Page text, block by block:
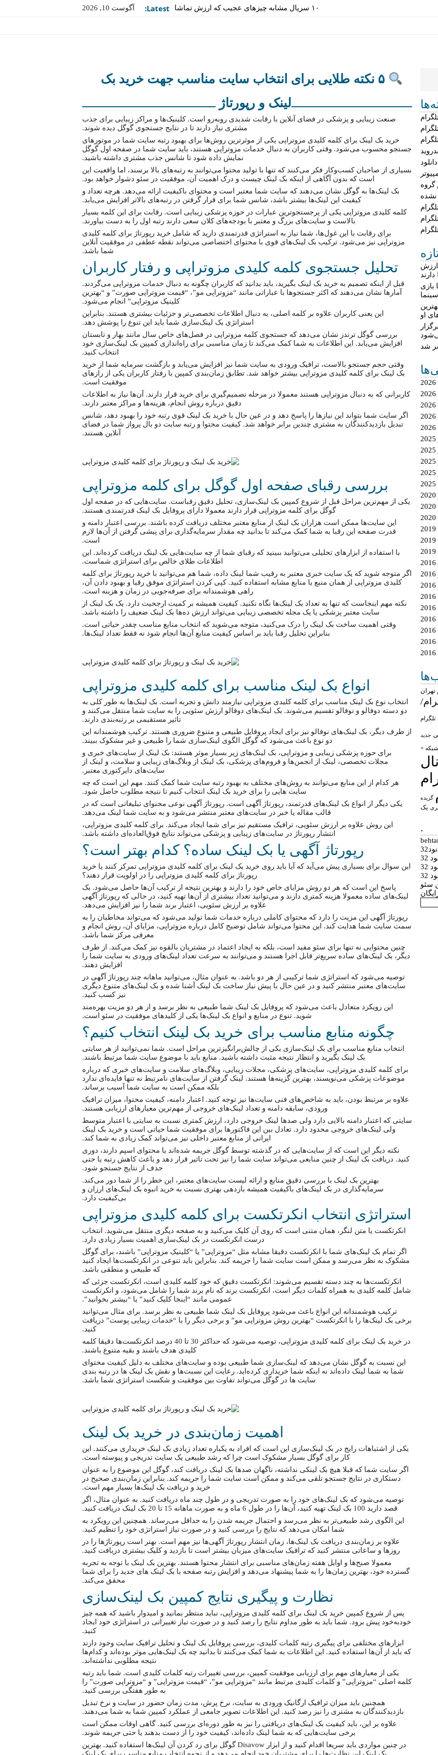
آگوست 10, 2026 Latest:
۱۰ سریال مشابه چیزهای عجیب که ارزش تماشا
گروه
نشده
ارزش
بازی
او
شد
تهران
تلگرام
جدید
شبکه +
گزیده
یک
.
32
32
سئو
۵ نکته طلایی برای انتخاب سایت مناسب جهت خرید بک
لینک و رپورتاژ
صنعت زیبایی و پزشکی در فضای آنلاین با رقابت شدیدی روبه‌رو است. کلینیک‌ها و مراکز زیبایی برای جذب
مشتری نیاز دارند تا در نتایج جستجوی گوگل دیده شوند.
خرید بک لینک برای کلمه کلیدی مزوتراپی یکی از موثرترین روش‌ها برای بهبود رتبه سایت شما در موتورهای
جستجو محسوب می‌شود. وقتی کاربران به دنبال خدمات مزوتراپی هستند، باید سایت شما در صفحه اول گوگل
نمایش داده شود تا شانس جذب مشتری داشته باشید.
بسیاری از صاحبان کسب‌وکار فکر می‌کنند که تنها با تولید محتوا می‌توانند به رتبه‌های بالا برسند، اما واقعیت این
است که بدون آگاهی از اینکه بک لینک چیست و درک اهمیت آن، موفقیت در سئو دشوار خواهد بود.
بک لینک‌ها به گوگل نشان می‌دهند که سایت شما معتبر است و محتوای باکیفیت ارائه می‌دهد. هرچه تعداد و
کیفیت این لینک‌ها بیشتر باشد، شانس شما برای قرار گرفتن در رتبه‌های بالاتر افزایش می‌یابد.
کلمه کلیدی مزوتراپی یکی از پرجستجوترین عبارات در حوزه پزشکی زیبایی است. رقابت برای این کلمه بسیار
بالاست و سایت‌های بزرگ و معتبر با بودجه‌های کلان سعی دارند رتبه اول را به دست بیاورند.
برای رقابت با این غول‌ها، شما نیاز به استراتژی قدرتمندی دارید که شامل خرید رپورتاژ برای کلمه کلیدی
مزوتراپی نیز می‌شود. ترکیب بک لینک‌های قوی با محتوای اختصاصی می‌تواند نقطه عطفی در موفقیت آنلاین
شما باشد.
تحلیل جستجوی کلمه کلیدی مزوتراپی و رفتار کاربران
قبل از اینکه تصمیم به خرید بک لینک بگیرید، باید بدانید که کاربران چگونه به دنبال خدمات مزوتراپی می‌گردند.
آمارها نشان می‌دهند که اکثر جستجوها با عباراتی مانند “مزوتراپی مو”، “قیمت مزوتراپی صورت” و “بهترین
کلینیک مزوتراپی” انجام می‌شود.
این یعنی کاربران علاوه بر کلمه اصلی، به دنبال اطلاعات تخصصی‌تر و جزئیات بیشتری هستند. بنابراین
استراتژی بک لینک‌سازی شما باید این تنوع را پوشش دهد.
بررسی گوگل ترندز نشان می‌دهد که جستجوی کلمه مزوتراپی در فصل‌های خاص سال مانند بهار و تابستان
افزایش می‌یابد. این اطلاعات به شما کمک می‌کند تا زمان مناسبی برای راه‌اندازی کمپین بک لینک‌سازی خود
انتخاب کنید.
وقتی حجم جستجو بالاست، ترافیک ورودی به سایت شما نیز افزایش می‌یابد و بازگشت سرمایه شما از خرید
بک لینک برای کلمه کلیدی مزوتراپی بیشتر خواهد شد. تطابق زمان‌بندی کمپین با رفتار کاربران یکی از رازهای
موفقیت است.
کاربرانی که به دنبال مزوتراپی هستند معمولا در مرحله تصمیم‌گیری برای خرید قرار دارند. آن‌ها نیاز به اطلاعات
دقیق درباره روش انجام، هزینه‌ها و مراکز معتبر دارند.
اگر سایت شما بتواند این نیازها را پاسخ دهد و در عین حال با خرید بک لینک قوی رتبه خود را بهبود دهد، شانس
تبدیل بازدیدکنندگان به مشتری چندین برابر خواهد شد. کیفیت محتوا و رتبه سایت دو بال پرواز شما در فضای
آنلاین هستند.
بررسی رقبای صفحه اول گوگل برای کلمه مزوتراپی
یکی از مهم‌ترین مراحل قبل از شروع کمپین بک لینک‌سازی، تحلیل دقیق رقباست. سایت‌هایی که در صفحه اول
گوگل برای کلمه مزوتراپی قرار دارند معمولا دارای پروفایل بک لینک قدرتمندی هستند.
این سایت‌ها ممکن است هزاران بک لینک از منابع معتبر مختلف دریافت کرده باشند. بررسی اعتبار دامنه و
قدرت صفحه این رقبا به شما کمک می‌کند تا بدانید چه مقدار سرمایه‌گذاری برای پیشی گرفتن از آن‌ها لازم
است.
با استفاده از ابزارهای تحلیلی می‌توانید ببینید که رقبای شما از چه سایت‌هایی بک لینک دریافت کرده‌اند. این
اطلاعات طلای خالص برای استراتژی شماست.
اگر متوجه شوید که یک سایت خبری معتبر به رقیب شما لینک داده، شما هم می‌توانید با خرید رپورتاژ برای کلمه
کلیدی مزوتراپی از همان منبع یا منابع مشابه استفاده کنید. کپی کردن استراتژی موفق رقبا و بهبود دادن آن،
راهی هوشمندانه برای صرفه‌جویی در زمان و هزینه است.
نکته مهم اینجاست که تنها به تعداد بک لینک‌ها نگاه نکنید. کیفیت همیشه بر کمیت ارجحیت دارد. یک بک لینک از
سایت معتبر پزشکی یا یک مجله تخصصی زیبایی می‌تواند ارزش ده‌ها بک لینک ضعیف را داشته باشد.
وقتی اهمیت ساخت بک لینک را درک می‌کنید، متوجه می‌شوید که انتخاب منابع مناسب چقدر حیاتی است.
بنابراین تحلیل رقبا باید بر اساس کیفیت منابع آن‌ها انجام شود نه فقط تعداد لینک‌ها.
انواع بک لینک مناسب برای کلمه کلیدی مزوتراپی
انتخاب نوع بک لینک مناسب برای کلمه کلیدی مزوتراپی نیازمند دانش و تجربه است. بک لینک‌ها به طور کلی به
دو دسته دوفالو و نوفالو تقسیم می‌شوند. بک لینک‌های دوفالو ارزش سئویی را به سایت شما منتقل می‌کنند و
تاثیر مستقیمی بر رتبه‌بندی دارند.
از طرف دیگر، بک لینک‌های نوفالو نیز برای ایجاد پروفایل طبیعی و متنوع ضروری هستند. ترکیب هوشمندانه این
دو نوع باعث می‌شود که گوگل الگوی لینک‌سازی شما را طبیعی و غیر مشکوک ببیند.
برای حوزه پزشکی زیبایی و مزوتراپی، بک لینک‌های زیر بسیار موثر هستند: بک لینک از سایت‌های خبری و
مجلات تخصصی، لینک از انجمن‌ها و فروم‌های پزشکی، بک لینک از وبلاگ‌های زیبایی و سلامت، و لینک از
سایت‌های دایرکتوری معتبر.
هر کدام از این منابع می‌توانند به روش‌های مختلف به بهبود رتبه سایت شما کمک کنند. مهم این است که چه
سایت هایی را برای خرید بک لینک انتخاب کنیم تا نتیجه مطلوب حاصل شود.
یکی دیگر از انواع بک لینک‌های قدرتمند، رپورتاژ آگهی است. رپورتاژ آگهی نوعی محتوای تبلیغاتی است که در
قالب مقاله یا خبر در سایت‌های معتبر منتشر می‌شود و به سایت شما لینک می‌دهد.
این روش علاوه بر ارزش سئویی، ترافیک مستقیم نیز برای شما ایجاد می‌کند. برای کلمه کلیدی مزوتراپی،
انتشار رپورتاژ در سایت‌های زیبایی و پزشکی می‌تواند نتایج فوق‌العاده‌ای داشته باشد.
رپورتاژ آگهی یا بک لینک ساده؟ کدام بهتر است؟
این سوال برای بسیاری پیش می‌آید که آیا باید روی خرید بک لینک برای کلمه کلیدی مزوتراپی تمرکز کنند یا خرید
رپورتاژ برای کلمه کلیدی مزوتراپی را در اولویت قرار دهند؟
پاسخ این است که هر دو روش مزایای خاص خود را دارند و بهترین نتیجه از ترکیب آن‌ها حاصل می‌شود. بک
لینک‌های ساده معمولا هزینه کمتری دارند و می‌توانید تعداد بیشتری از آن‌ها تهیه کنید، در حالی که رپورتاژ آگهی
علاوه بر ارزش سئویی، اعتبار برند شما را نیز افزایش می‌دهد.
رپورتاژ آگهی این مزیت را دارد که محتوای کاملی درباره خدمات شما تولید می‌شود که می‌تواند مخاطبان را به
سمت سایت شما هدایت کند. این محتوا می‌تواند شامل توضیح کامل درباره مزوتراپی، مزایای آن، روش انجام و
معرفی مرکز شما باشد.
چنین محتوایی نه تنها برای سئو مفید است، بلکه به ایجاد اعتماد در مشتریان بالقوه نیز کمک می‌کند. از طرف
دیگر، بک لینک‌های ساده سریع‌تر قابل اجرا هستند و می‌توانند به سرعت تعداد لینک‌های ورودی به سایت شما را
افزایش دهند.
توصیه می‌شود که استراتژی شما ترکیبی از هر دو باشد. به عنوان مثال، می‌توانید ماهانه چند رپورتاژ آگهی در
سایت‌های معتبر منتشر کنید و در عین حال با پیش نیاز ساخت بک لینک آشنا شده و بک لینک‌های متنوع دیگری
نیز کسب کنید.
این رویکرد متعادل باعث می‌شود که پروفایل بک لینک شما طبیعی به نظر برسد و از هر دو مزیت بهره‌مند
شوید. تنوع در منابع و انواع بک لینک‌ها یکی از کلیدهای موفقیت در سئو است.
چگونه منابع مناسب برای خرید بک لینک انتخاب کنیم؟
انتخاب منابع مناسب برای بک لینک‌سازی یکی از چالش‌برانگیزترین مراحل است. شما نمی‌توانید از هر سایتی
بک لینک بگیرید و انتظار نتیجه مثبت داشته باشید. منابع باید با موضوع سایت شما مرتبط باشند.
برای کلمه کلیدی مزوتراپی، سایت‌های پزشکی، مجلات زیبایی، وبلاگ‌های سلامت و سایت‌های خبری که درباره
موضوعات پزشکی می‌نویسند، بهترین گزینه‌ها هستند. لینک گرفتن از سایت‌های نامرتبط نه تنها فایده‌ای ندارد
بلکه ممکن است به سایت شما آسیب برساند.
علاوه بر مرتبط بودن، باید به شاخص‌های فنی سایت‌ها نیز توجه کنید. اعتبار دامنه، کیفیت محتوا، میزان ترافیک
ورودی، سابقه دامنه و تعداد لینک‌های خروجی از مهم‌ترین معیارهای ارزیابی هستند.
سایتی که اعتبار دامنه بالایی دارد ولی صدها لینک خروجی دارد، ارزش کمتری نسبت به سایتی با اعتبار متوسط
ولی لینک‌های خروجی محدود دارد. تعادل بین این فاکتورها برای موفقیت شما حیاتی است و خرید بک لینک
ایرانی از منابع معتبر داخلی نیز می‌تواند کمک زیادی به شما کند.
نکته دیگر این است که از سایت‌هایی که در گذشته توسط گوگل جریمه شده‌اند یا محتوای اسپم دارند، دوری
کنید. دریافت بک لینک از چنین منابعی می‌تواند سایت شما را نیز تحت تاثیر قرار دهد و باعث کاهش رتبه یا حتی
حذف از نتایج جستجو شود.
بهترین بک لینک با بررسی دقیق منابع و ارائه لیست سایت‌های معتبر، این خطر را از شما دور می‌کند.
سرمایه‌گذاری در بک لینک‌های باکیفیت همیشه بازدهی بهتری نسبت به خرید انبوه بک لینک‌های ارزان و
بی‌کیفیت دارد.
استراتژی انتخاب انکرتکست برای کلمه کلیدی مزوتراپی
انکرتکست یا متن لنگر، همان متنی است که روی آن کلیک می‌کنید و به صفحه دیگری منتقل می‌شوید. انتخاب
درست انکرتکست در بک لینک‌سازی اهمیت بسیار زیادی دارد.
اگر تمام بک لینک‌های شما با انکرتکست دقیقا مشابه مثل “مزوتراپی” یا “کلینیک مزوتراپی” باشند، برای گوگل
مشکوک به نظر می‌رسد و ممکن است سایت شما را جریمه کند. بنابراین باید تنوعی در انکرتکست‌ها ایجاد کنید
که طبیعی و منطقی باشد.
انکرتکست‌ها به چند دسته تقسیم می‌شوند: انکرتکست دقیق که خود کلمه کلیدی است، انکرتکست جزئی که
شامل کلمه کلیدی به همراه کلمات دیگر است، انکرتکست برند که نام برند شما را شامل می‌شود، و انکرتکست
عمومی مانند “اینجا کلیک کنید” یا “بیشتر بخوانید”.
ترکیب هوشمندانه این انواع باعث می‌شود پروفایل بک لینک شما طبیعی به نظر برسد. برای مثال می‌توانید
برخی بک لینک‌ها را با انکرتکست “بهترین روش مزوتراپی مو” و برخی دیگر را با “خدمات زیبایی پوست” دریافت
کنید.
در خرید بک لینک برای کلمه کلیدی مزوتراپی، توصیه می‌شود که حداکثر 30 تا 40 درصد انکرتکست‌ها دقیقا کلمه
کلیدی هدف باشند و بقیه متنوع باشند.
این نسبت به گوگل نشان می‌دهد که لینک‌سازی شما طبیعی بوده و سایت‌های مختلف به دلیل کیفیت محتوای
شما به شما لینک داده‌اند نه اینکه شما خریداری کرده‌اید. رعایت این نسبت‌ها و نقش بک لینک ها در رتبه بندی
سایت ها در گوگل می‌تواند تفاوت بین موفقیت و شکست استراتژی شما باشد.
اهمیت زمان‌بندی در خرید بک لینک
یکی از اشتباهات رایج در بک لینک‌سازی این است که افراد به یکباره تعداد زیادی بک لینک خریداری می‌کنند. این
کار برای گوگل بسیار مشکوک است چرا که رشد طبیعی یک سایت تدریجی و پیوسته است.
اگر سایت شما که قبلا هیچ بک لینکی نداشته، ناگهان صدها بک لینک دریافت کند، گوگل این موضوع را به عنوان
دستکاری در نتایج جستجو تلقی می‌کند و ممکن است سایت شما را جریمه کند. بنابراین زمان‌بندی صحیح در
خرید و دریافت بک لینک‌ها بسیار مهم است.
توصیه می‌شود که بک لینک‌های خود را به صورت تدریجی و در طول چند ماه دریافت کنید. به عنوان مثال، اگر
قصد دارید 100 بک لینک تهیه کنید، آن‌ها را در طول 6 ماه و به صورت ماهانه 15 تا 20 بک لینک دریافت کنید.
این الگوی رشد طبیعی‌تر به نظر می‌رسد و احتمال جریمه شدن را به حداقل می‌رساند. همچنین این رویکرد به
شما امکان می‌دهد که نتایج را بررسی کنید و در صورت نیاز استراتژی خود را تنظیم کنید.
علاوه بر زمان‌بندی دریافت بک لینک‌ها، زمان انتشار رپورتاژ آگهی‌ها نیز مهم است. بهتر است رپورتاژها را در
روزها و ساعاتی منتشر کنید که ترافیک سایت‌های میزبان بیشتر است تا بازدید و کلیک بیشتری دریافت کنید.
معمولا صبح‌ها و اوایل هفته زمان‌های مناسبی برای انتشار محتوا هستند. بهترین بک لینک با توجه به تجربه
گسترده خود، بهترین زمان‌ها را به شما پیشنهاد می‌دهد و افزایش رتبه صفحه با بک لینک های جدید را برای شما
محقق می‌کند.
نظارت و پیگیری نتایج کمپین بک لینک‌سازی
پس از شروع کمپین خرید بک لینک برای کلمه کلیدی مزوتراپی، نباید منتظر بمانید و امیدوار باشید که همه چیز
خودبه‌خود پیش برود. شما باید به طور مداوم نتایج را رصد کنید و در صورت نیاز تغییراتی در استراتژی خود ایجاد
کنید.
ابزارهای مختلفی برای پیگیری رتبه کلمات کلیدی، بررسی پروفایل بک لینک و تحلیل ترافیک سایت وجود دارند
که باید از آن‌ها استفاده کنید. این اطلاعات به شما کمک می‌کنند تا بدانید چه بک لینک‌هایی موثر بوده‌اند و کدام‌ها
نتیجه مطلوبی نداشته‌اند.
یکی از معیارهای مهم برای ارزیابی موفقیت کمپین، بررسی تغییرات رتبه کلمات کلیدی است. شما باید رتبه
کلمه اصلی “مزوتراپی” و کلمات کلیدی مرتبط مانند “مزوتراپی مو”، “قیمت مزوتراپی” و “مزوتراپی صورت” را
به طور هفتگی بررسی کنید.
همچنین باید میزان ترافیک ارگانیک ورودی به سایت، نرخ پرش، مدت زمان حضور در سایت و نرخ تبدیل
بازدیدکنندگان به مشتری را نیز رصد کنید. این اطلاعات تصویر جامعی از عملکرد کمپین شما به شما می‌دهند.
علاوه بر این، باید کیفیت بک لینک‌های دریافتی را نیز به طور دوره‌ای بررسی کنید. گاهی اوقات ممکن است
برخی سایت‌هایی که به شما لینک داده‌اند، کیفیت خود را از دست بدهند یا حتی جریمه شوند.
در چنین مواردی باید سریعا اقدام کنید و از ابزار Disavow گوگل برای رد کردن آن لینک‌ها استفاده کنید. بهترین